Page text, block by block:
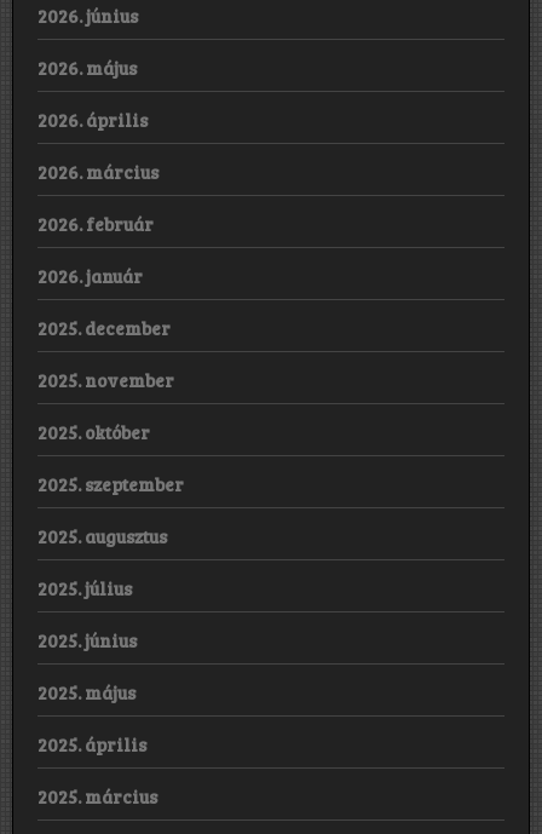
2026. június
2026. május
2026. április
2026. március
2026. február
2026. január
2025. december
2025. november
2025. október
2025. szeptember
2025. augusztus
2025. július
2025. június
2025. május
2025. április
2025. március